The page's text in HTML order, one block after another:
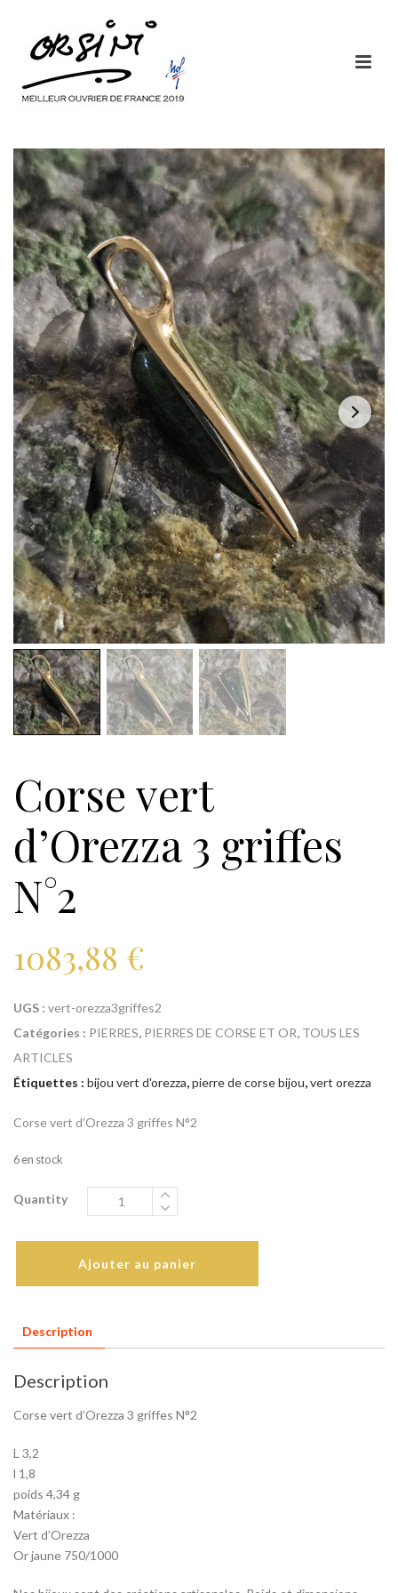
Corse vert
d’Orezza 3 griffes
N°2
1083,88 €
UGS : vert-orezza3griffes2
Catégories : PIERRES, PIERRES DE CORSE ET OR, TOUS LES
ARTICLES
Étiquettes : bijou vert d'orezza,pierre de corse bijou,vert orezza
Corse vert d’Orezza 3 griffes N°2
6 en stock
Quantity
Ajouter au panier
Description
Description
Corse vert d’Orezza 3 griffes N°2
L 3,2
l 1,8
poids 4,34 g
Matériaux :
Vert d’Orezza
Or jaune 750/1000